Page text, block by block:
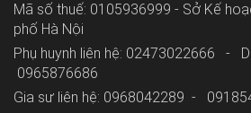
Mã số thuế: 0105936999 - Sở Kế
phố Hà Nội
Phụ huynh liên hệ: 02473022666 -
0965876686
Gia sư liên hệ: 0968042289 -